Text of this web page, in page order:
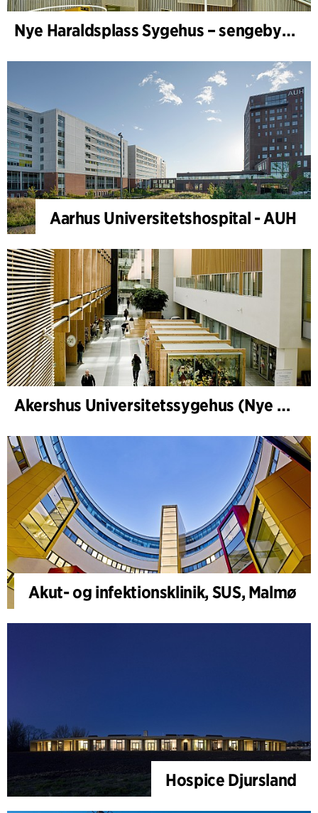
Nye Haraldsplass Sygehus – sengebygning
Aarhus Universitetshospital - AUH
Akershus Universitetssygehus (Nye Ahus)
Akut- og infektionsklinik, SUS, Malmø
Hospice Djursland